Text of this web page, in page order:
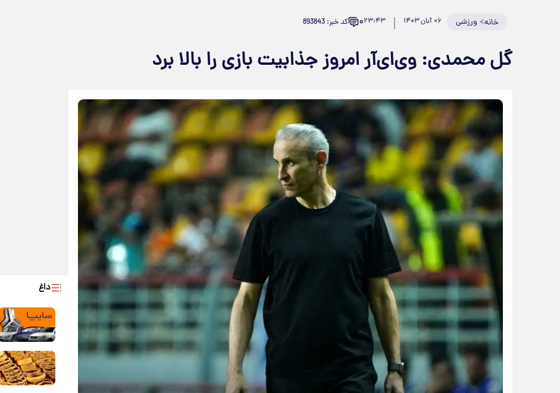
خانه> ورزشی ۰۶ آبان ۱۴۰۳ ۲۳:۴۳۰ کد خبر: 893843
گل محمدی: وی‌ای‌آر امروز جذابیت بازی را بالا برد
داغ